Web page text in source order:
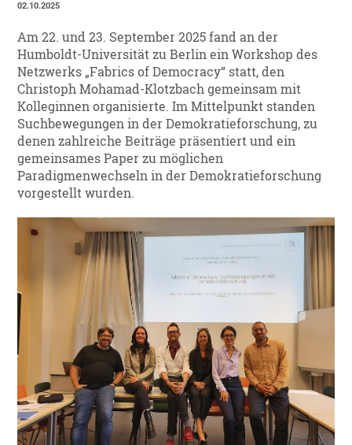
02.10.2025
Am 22. und 23. September 2025 fand an der
Humboldt-Universität zu Berlin ein Workshop des
Netzwerks „Fabrics of Democracy“ statt, den
Christoph Mohamad-Klotzbach gemeinsam mit
Kolleginnen organisierte. Im Mittelpunkt standen
Suchbewegungen in der Demokratieforschung, zu
denen zahlreiche Beiträge präsentiert und ein
gemeinsames Paper zu möglichen
Paradigmenwechseln in der Demokratieforschung
vorgestellt wurden.